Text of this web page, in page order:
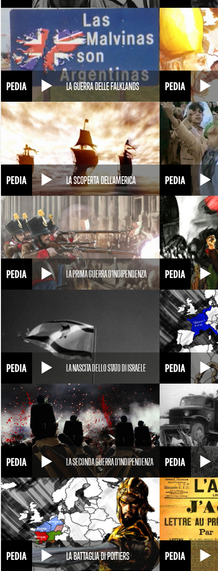
LA GUERRA DELLE FALKLANDS
LA SCOPERTA DELL'AMERICA
LA PRIMA GUERRA D'INDIPENDENZA
LA NASCITA DELLO STATO DI ISRAELE
LA SECONDA GUERRA D'INDIPENDENZA
LA BATTAGLIA DI POITIERS